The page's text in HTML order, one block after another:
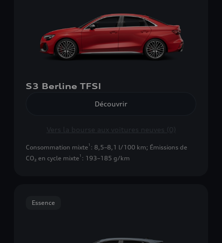
S3 Berline TFSI
Découvrir
Vers la bourse aux voitures neuves (0)
Consommation mixte 1 : 8,5–8,1 l/100 km; Émissions de
CO₂ en cycle mixte 1 : 193–185 g/km
Essence